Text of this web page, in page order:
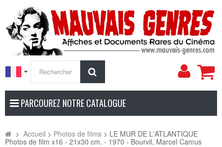
Mon
PARCOUREZ NOTRE CATALOGUE
> Accueil > Photos de films > LE MUR DE L'ATLANTIQUE
Photos de film x16 - 21x30 cm. - 1970 - Bourvil, Marcel Camus